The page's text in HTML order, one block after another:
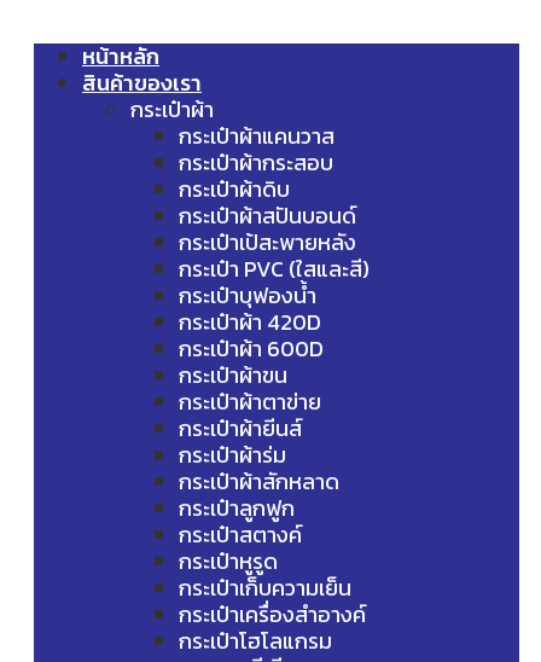
หน้าหลัก
สินค้าของเรา
กระเป๋าผ้า
กระเป๋าผ้าแคนวาส
กระเป๋าผ้ากระสอบ
กระเป๋าผ้าดิบ
กระเป๋าผ้าสปันบอนด์
กระเป๋าเป้สะพายหลัง
กระเป๋า PVC (ใสและสี)
กระเป๋าบุฟองน้ำ
กระเป๋าผ้า 420D
กระเป๋าผ้า 600D
กระเป๋าผ้าขน
กระเป๋าผ้าตาข่าย
กระเป๋าผ้ายีนส์
กระเป๋าผ้าร่ม
กระเป๋าผ้าสักหลาด
กระเป๋าลูกฟูก
กระเป๋าสตางค์
กระเป๋าหูรูด
กระเป๋าเก็บความเย็น
กระเป๋าเครื่องสำอางค์
กระเป๋าโฮโลแกรม